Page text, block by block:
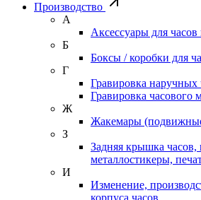
Производство
А
Аксессуары для часов
Б
Боксы / коробки для
Г
Гравировка наручных
Гравировка часового
Ж
Жакемары
З
Задняя крышка часов,
металлостикеры,
И
Изменение,
корпуса часов